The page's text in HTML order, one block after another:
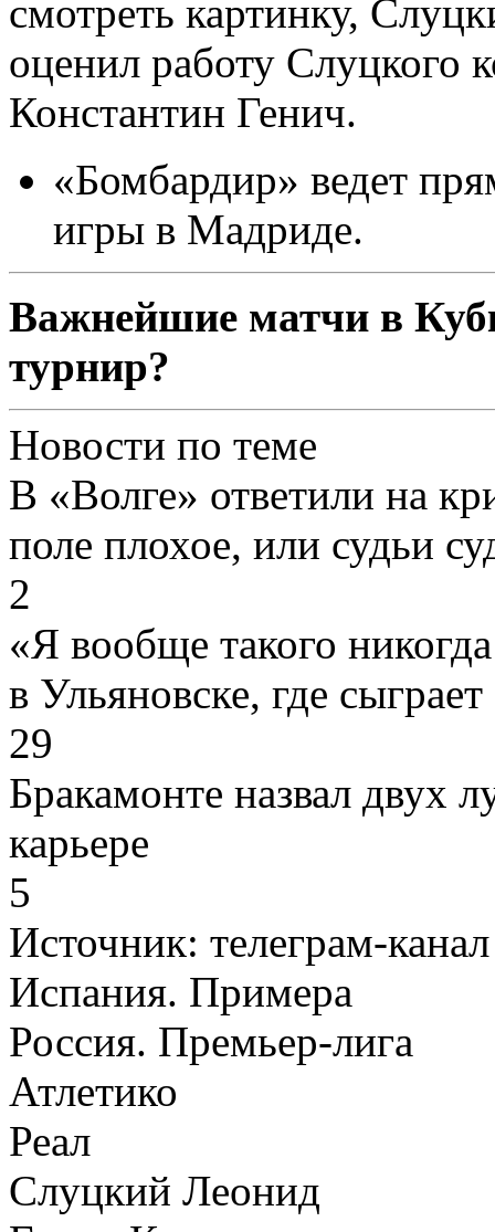
смотреть картинку,
оценил работу Слуцкого
Константин Генич.
«Бомбардир» ведет
игры в Мадриде.
Важнейшие матчи в
турнир?
Новости по теме
В «Волге» ответили на
поле плохое, или судьи
2
«Я вообще такого
в Ульяновске, где
29
Бракамонте назвал двух
карьере
5
Источник: телеграм-
Испания. Примера
Россия. Премьер-лига
Атлетико
Реал
Слуцкий Леонид